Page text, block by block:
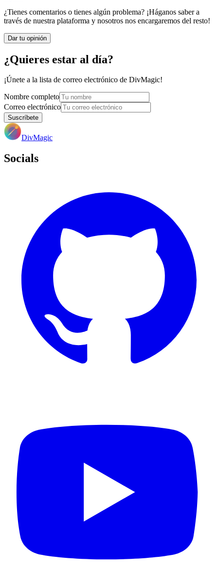
¿Tienes comentarios o tienes algún problema? ¡Háganos saber a
través de nuestra plataforma y nosotros nos encargaremos del resto!
Dar tu opinión
¿Quieres estar al día?
¡Únete a la lista de correo electrónico de DivMagic!
Nombre completo
Correo electrónico
Suscríbete
DivMagic
Socials